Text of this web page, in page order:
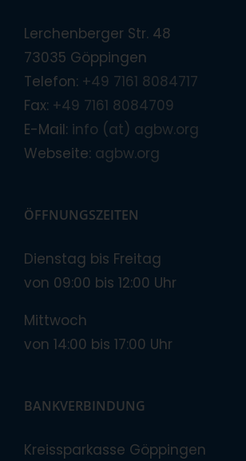
Lerchenberger Str. 48
73035 Göppingen
Telefon: +49 7161 8084717
Fax: +49 7161 8084709
E-Mail: info (at) agbw.org
Webseite: agbw.org
ÖFFNUNGSZEITEN
Dienstag bis Freitag
von 09:00 bis 12:00 Uhr
Mittwoch
von 14:00 bis 17:00 Uhr
BANKVERBINDUNG
Kreissparkasse Göppingen